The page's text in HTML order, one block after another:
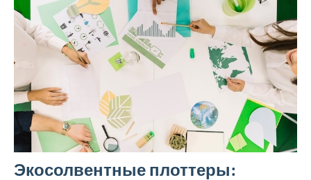
Экосолвентные плоттеры: